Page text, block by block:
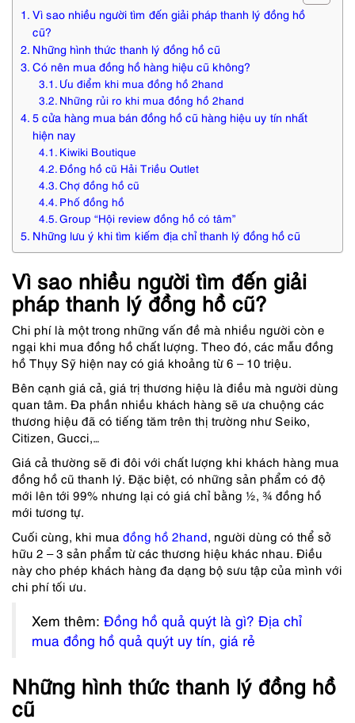
Vì sao nhiều người tìm đến giải pháp thanh lý đồng hồ
cũ?
Những hình thức thanh lý đồng hồ cũ
Có nên mua đồng hồ hàng hiệu cũ không?
Ưu điểm khi mua đồng hồ 2hand
Những rủi ro khi mua đồng hồ 2hand
5 cửa hàng mua bán đồng hồ cũ hàng hiệu uy tín nhất
hiện nay
Kiwiki Boutique
Đồng hồ cũ Hải Triều Outlet
Chợ đồng hồ cũ
Phố đồng hồ
Group “Hội review đồng hồ có tâm”
Những lưu ý khi tìm kiếm địa chỉ thanh lý đồng hồ cũ
Vì sao nhiều người tìm đến giải
pháp thanh lý đồng hồ cũ?
Chi phí là một trong những vấn đề mà nhiều người còn e
ngại khi mua đồng hồ chất lượng. Theo đó, các mẫu đồng
hồ Thụy Sỹ hiện nay có giá khoảng từ 6 – 10 triệu.
Bên cạnh giá cả, giá trị thương hiệu là điều mà người dùng
quan tâm. Đa phần nhiều khách hàng sẽ ưa chuộng các
thương hiệu đã có tiếng tăm trên thị trường như Seiko,
Citizen, Gucci,…
Giá cả thường sẽ đi đôi với chất lượng khi khách hàng mua
đồng hồ cũ thanh lý. Đặc biệt, có những sản phẩm có độ
mới lên tới 99% nhưng lại có giá chỉ bằng ½, ¾ đồng hồ
mới tương tự.
Cuối cùng, khi mua đồng hồ 2hand, người dùng có thể sở
hữu 2 – 3 sản phẩm từ các thương hiệu khác nhau. Điều
này cho phép khách hàng đa dạng bộ sưu tập của mình với
chi phí tối ưu.
Xem thêm: Đồng hồ quả quýt là gì? Địa chỉ
mua đồng hồ quả quýt uy tín, giá rẻ
Những hình thức thanh lý đồng hồ
cũ